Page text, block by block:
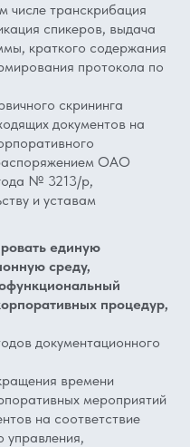
транскрибация
спикеров, выдача
краткого содержания
протокола по
скрининга
документов на
ОАО
№ 3213/р,
и уставам
единую
среду,
процедур,
документационного
времени
мероприятий
на соответствие
управления,